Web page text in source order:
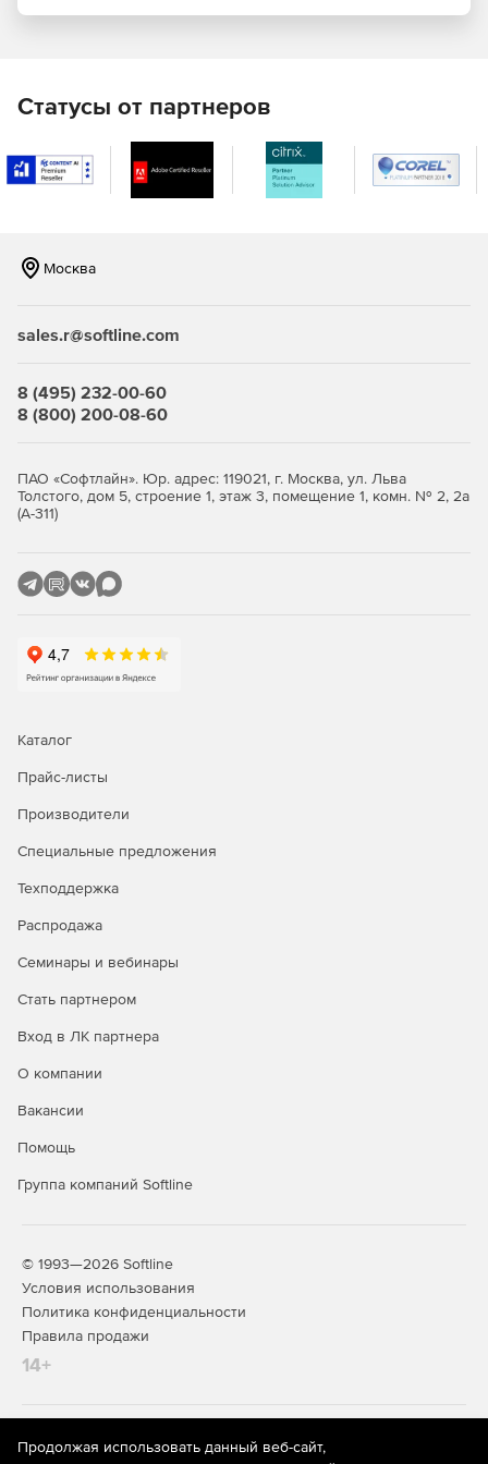
открытым исходным кодом, таких, например, как
Масштабируемость корпоративного уровня. Продукты
функционировать в среде с несколькими тысячами
оборудование и рабочую силу за счет
Интуитивный web-интерфейс LUCID. Система
позволяет администраторами сети быстро
(Logical, Useable, Customizable, Interactive, Drill-down).
установке, использовании и управлении. Благодаря
автоматическому обнаружению сетевых приложений
Статусы от партнеров
Москва
sales.r@softline.com
8 (495) 232-00-60
8 (800) 200-08-60
ПАО «Софтлайн». Юр. адрес: 119021, г. Москва, ул. Льва
Толстого, дом 5, строение 1, этаж 3, помещение 1, комн. № 2, 2а
(А-311)
Каталог
Прайс-листы
Производители
Специальные предложения
Техподдержка
Распродажа
Семинары и вебинары
Стать партнером
Вход в ЛК партнера
О компании
Вакансии
Помощь
Группа компаний Softline
© 1993—2026 Softline
Условия использования
Политика конфиденциальности
Правила продажи
14+
На информационном ресурсе store.softline.ru применяются
рекомендательные технологии
(информационные технологии
Продолжая использовать данный веб-сайт,